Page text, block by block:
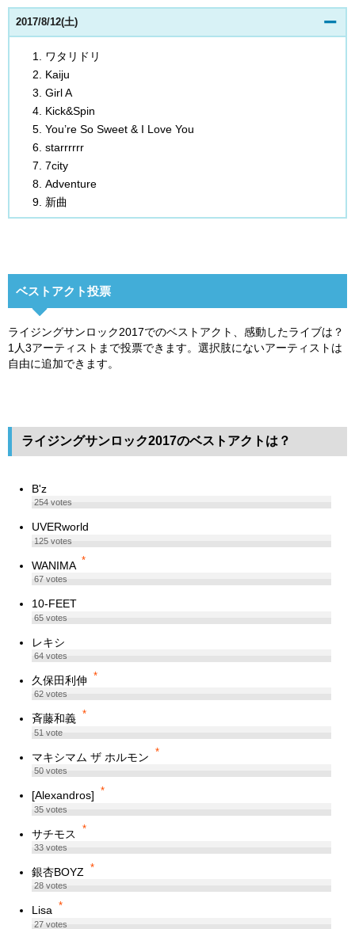
2017/8/12(土)
ワタリドリ
Kaiju
Girl A
Kick&Spin
You’re So Sweet & I Love You
starrrrrr
7city
Adventure
新曲
ベストアクト投票
ライジングサンロック2017でのベストアクト、感動したライブは？
1人3アーティストまで投票できます。選択肢にないアーティストは
自由に追加できます。
ライジングサンロック2017のベストアクトは？
B'z
254votes
UVERworld
125votes
WANIMA *
67votes
10-FEET
65votes
レキシ
64votes
久保田利伸 *
62votes
斉藤和義 *
51vote
マキシマム ザ ホルモン *
50votes
[Alexandros] *
35votes
サチモス *
33votes
銀杏BOYZ *
28votes
Lisa *
27votes